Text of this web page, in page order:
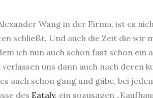
Wang in der Firma, ist es
schließt. Und auch die Zeit die
ich nun auch schon fast schon
verlassen uns dann auch nach
auch schon gang und gäbe, bei
des Eataly, ein sozusagen